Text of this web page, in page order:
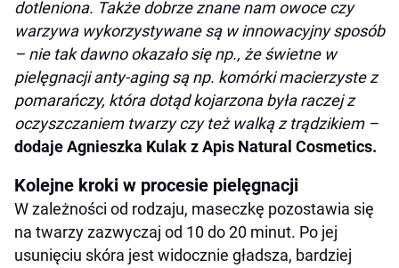
dotleniona. Także dobrze znane nam owoce czy
warzywa wykorzystywane są w innowacyjny sposób
– nie tak dawno okazało się np., że świetne w
pielęgnacji anty-aging są np. komórki macierzyste z
pomarańczy, która dotąd kojarzona była raczej z
oczyszczaniem twarzy czy też walką z trądzikiem –
dodajeAgnieszka Kulakz Apis Natural Cosmetics.
Kolejne kroki w procesie pielęgnacji
W zależności od rodzaju, maseczkę pozostawia się
na twarzy zazwyczaj od 10 do 20 minut. Po jej
usunięciu skóra jest widocznie gładsza, bardziej